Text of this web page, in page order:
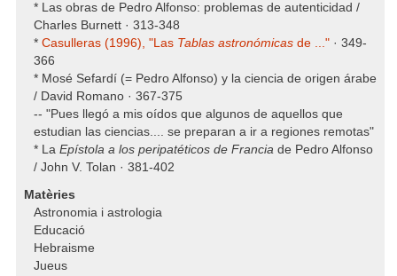
* Las obras de Pedro Alfonso: problemas de autenticidad /
Charles Burnett · 313-348
* Casulleras (1996), "Las Tablas astronómicas de ..." · 349-
366
* Mosé Sefardí (= Pedro Alfonso) y la ciencia de origen árabe
/ David Romano · 367-375
-- "Pues llegó a mis oídos que algunos de aquellos que
estudian las ciencias.... se preparan a ir a regiones remotas"
* La Epístola a los peripatéticos de Francia de Pedro Alfonso
/ John V. Tolan · 381-402
Matèries
Astronomia i astrologia
Educació
Hebraisme
Jueus